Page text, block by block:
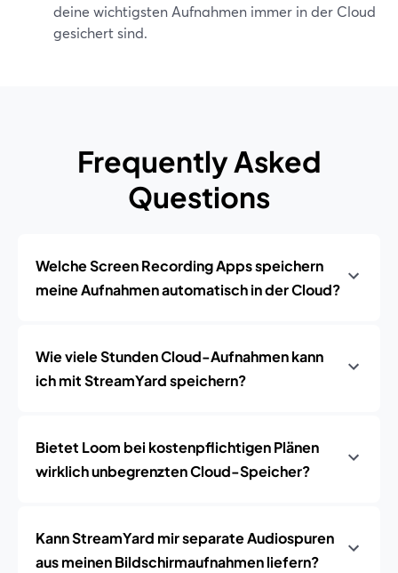
deine wichtigsten Aufnahmen immer in der Cloud
gesichert sind.
Frequently Asked
Questions
Welche Screen Recording Apps speichern
meine Aufnahmen automatisch in der Cloud?
Wie viele Stunden Cloud-Aufnahmen kann
ich mit StreamYard speichern?
Bietet Loom bei kostenpflichtigen Plänen
wirklich unbegrenzten Cloud-Speicher?
Kann StreamYard mir separate Audiospuren
aus meinen Bildschirmaufnahmen liefern?